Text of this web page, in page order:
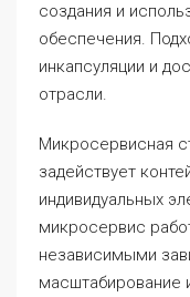
создания и
обеспечения.
инкапсуляции и
отрасли.
Микросервисная
задействует
индивидуальных
микросервис
независимыми
масштабирование